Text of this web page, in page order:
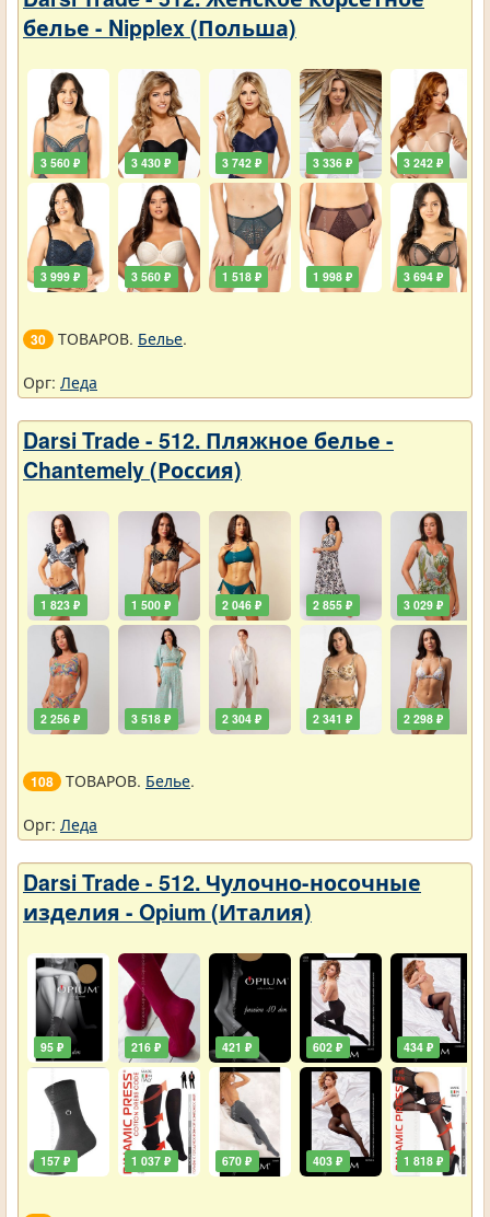
белье - Nipplex (Польша)
3 560 ₽
3 999 ₽
3 430 ₽
3 560 ₽
3 742 ₽
1 518 ₽
3 336 ₽
1 998 ₽
3 242 ₽
3 694 ₽
30 ТОВАРОВ. Белье.
Орг: Леда
Darsi Trade - 512. Пляжное белье -
Chantemely (Россия)
1 823 ₽
2 256 ₽
1 500 ₽
3 518 ₽
2 046 ₽
2 304 ₽
2 855 ₽
2 341 ₽
3 029 ₽
2 298 ₽
108 ТОВАРОВ. Белье.
Орг: Леда
Darsi Trade - 512. Чулочно-носочные
изделия - Opium (Италия)
95 ₽
157 ₽
216 ₽
1 037 ₽
421 ₽
670 ₽
602 ₽
403 ₽
434 ₽
1 818 ₽